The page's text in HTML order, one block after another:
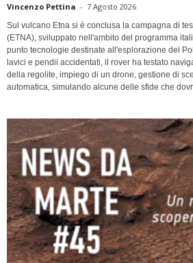
Vincenzo Pettina - 7 Agosto 2026
Sul vulcano Etna si è conclusa la campagna di
(ETNA), sviluppato nell'ambito del programma
punto tecnologie destinate all'esplorazione del
lavici e pendii accidentati, il rover ha testato
della regolite, impiego di un drone, gestione di
automatica, simulando alcune delle sfide che